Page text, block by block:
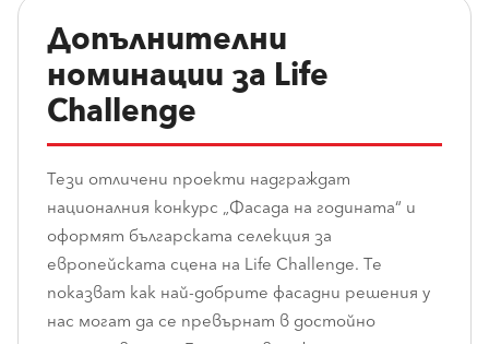
Допълнителни
номинации за Life
Challenge
Тези отличени проекти надграждат
националния конкурс „Фасада на годината“ и
оформят българската селекция за
европейската сцена на Life Challenge. Те
показват как най-добрите фасадни решения у
нас могат да се превърнат в достойно